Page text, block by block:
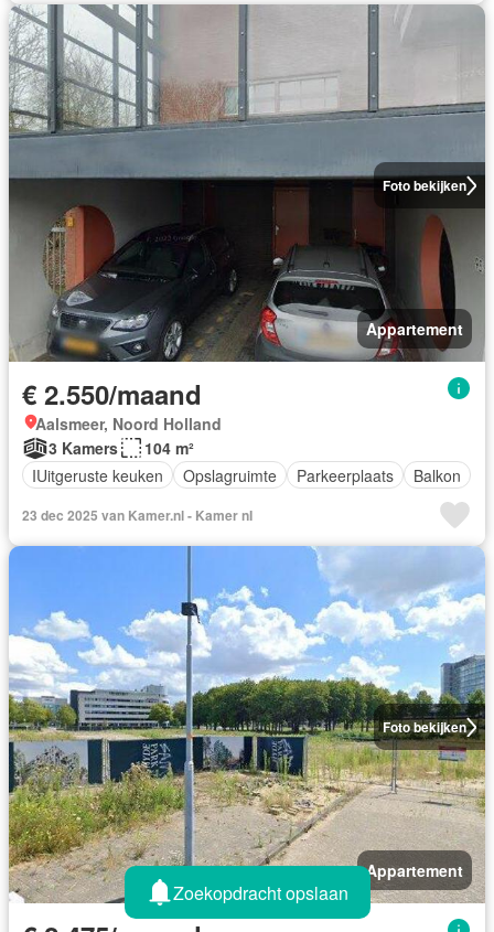
Foto bekijken
Appartement
€ 2.550/maand
Aalsmeer, Noord Holland
3 Kamers
104 m²
IUitgeruste keuken
Opslagruimte Parkeerplaats Balkon
23 dec 2025 van Kamer.nl - Kamer nI
Foto bekijken
Appartement
Zoekopdracht opslaan